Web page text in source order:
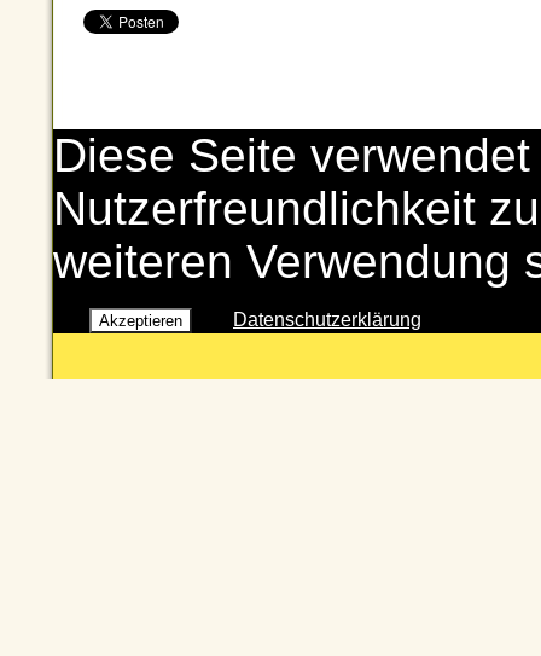
Diese Seite
Nutzerfreundlichkeit
weiteren Verwendung
Akzeptieren Datenschutzerklärung